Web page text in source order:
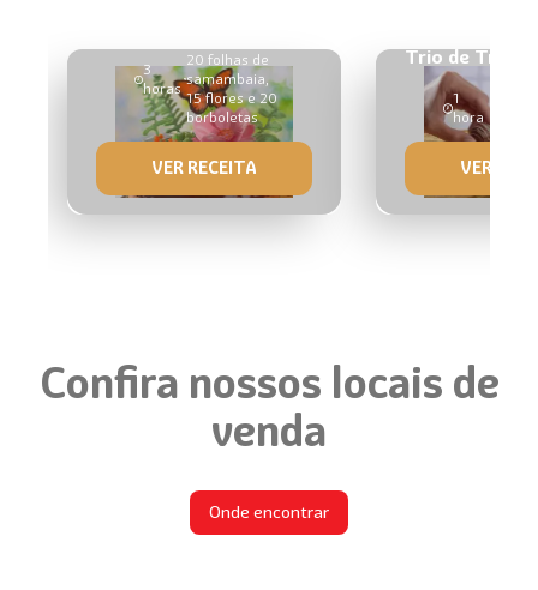
3
horas
20 folhas de
samambaia,
15 flores e 20
borboletas
VER RECEITA
Trio de Trufas
1
hora
VER
Confira nossos locais de
venda
Onde encontrar